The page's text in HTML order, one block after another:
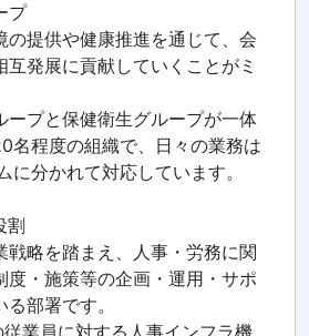
プ
の提供や健康推進を通じて、会
互発展に貢献していくことがミ
ープと保健衛生グループが一体
名程度の組織で、日々の業務は
に分かれて対応しています。
割
戦略を踏まえ、人事・労務に関
度・施策等の企画・運用・サポ
部署です。